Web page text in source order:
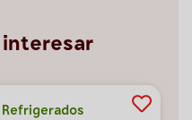
interesar